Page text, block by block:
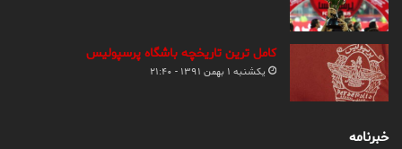
کامل ترین تاریخچه باشگاه پرسپولیس
یکشنبه ۱ بهمن ۱۳۹۱ - ۲۱:۴۰
خبرنامه